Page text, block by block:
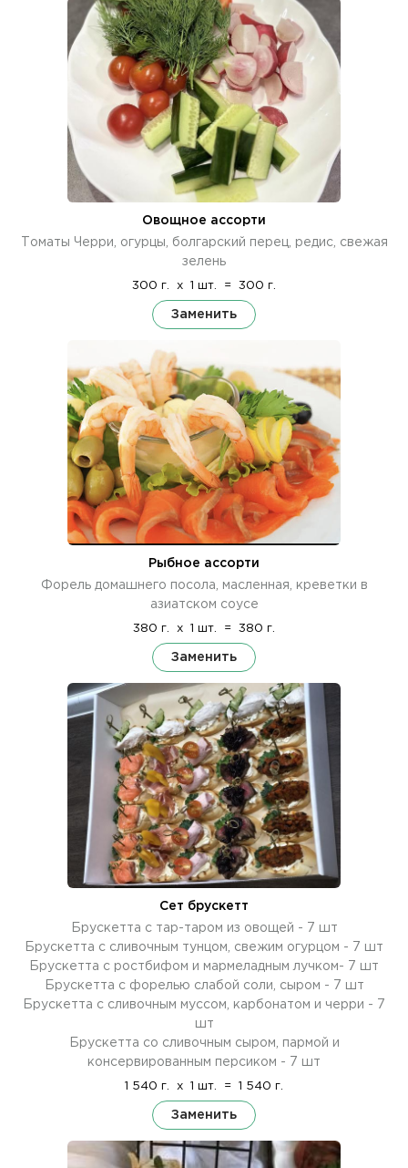
Овощное ассорти
Томаты Черри, огурцы, болгарский перец, редис, свежая
зелень
300 г. x 1 шт. = 300 г.
Заменить
Рыбное ассорти
Форель домашнего посола, масленная, креветки в
азиатском соусе
380 г. x 1 шт. = 380 г.
Заменить
Сет брускетт
Брускетта с тар-таром из овощей - 7 шт
Брускетта с сливочным тунцом, свежим огурцом - 7 шт
Брускетта с ростбифом и мармеладным лучком- 7 шт
Брускетта с форелью слабой соли, сыром - 7 шт
Брускетта с сливочным муссом, карбонатом и черри - 7
шт
Брускетта со сливочным сыром, пармой и
консервированным персиком - 7 шт
1 540 г. x 1 шт. = 1 540 г.
Заменить